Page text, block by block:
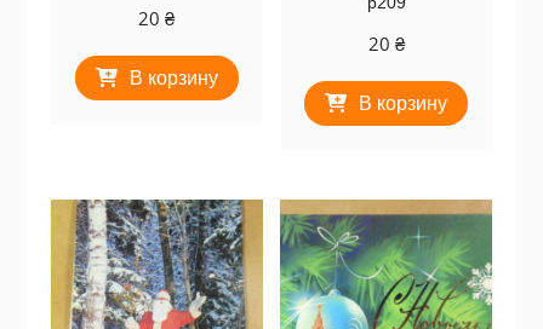
20₴
В корзину
20 ₴
В корзину